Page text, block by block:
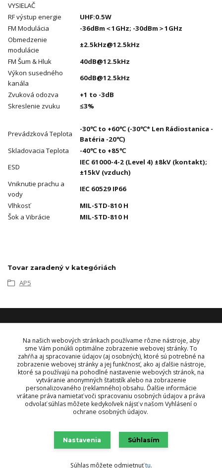
VYSIELAČ
RF výstup energie
UHF:0.5W
FM Modulácia
-36dBm＜1GHz; -30dBm＞1GHz
Obmedzenie
modulácie
±2.5kHz@12.5kHz
FM Šum & Hluk
40dB@12.5kHz
Výkon susedného
kanála
60dB@12.5kHz
Zvuková odozva
+1 to -3dB
Skreslenie zvuku
≤3%
Prevádzková Teplota
-30℃ to +60℃ (-30℃* Len Rádiostanica -
Batéria -20℃)
Skladovacia Teplota
-40℃ to +85℃
ESD
IEC 61000-4-2 (Level 4) ±8kV (kontakt);
±15kV (vzduch)
Vniknutie prachu a
vody
IEC 60529 IP66
Vlhkosť
MIL-STD-810 H
Šok a Vibrácie
MIL-STD-810 H
Tovar zaradený v kategóriách
AP5
KONTAKT
OBJEDNÁVKY A INFORMÁCIE
+421 948 229 224
info@vysielacky.com
Na našich webových stránkach používame rôzne nástroje, aby
sme Vám ponúkli optimálne zobrazenie webovej stránky. To
zahŕňa aj spracovanie údajov (aj osobných), ktoré sú potrebné na
zobrazenie webovej stránky a jej funkčnosť, ako aj ďalšie nástroje,
ktoré sa používajú na pohodlné nastavenie webových stránok, na
vytváranie anonymných štatistík alebo na zobrazenie
personalizovaného (reklamného) obsahu. Ďalšie informácie
vrátane práva namietať voči spracovaniu osobných údajov a práva
odvolať súhlas môžete kedykoľvek nájsť v našom Vyhlásení o
ochrane osobných údajov.
Nastavenia Súhlasím
Súhlas môžete odmietnuťtu.